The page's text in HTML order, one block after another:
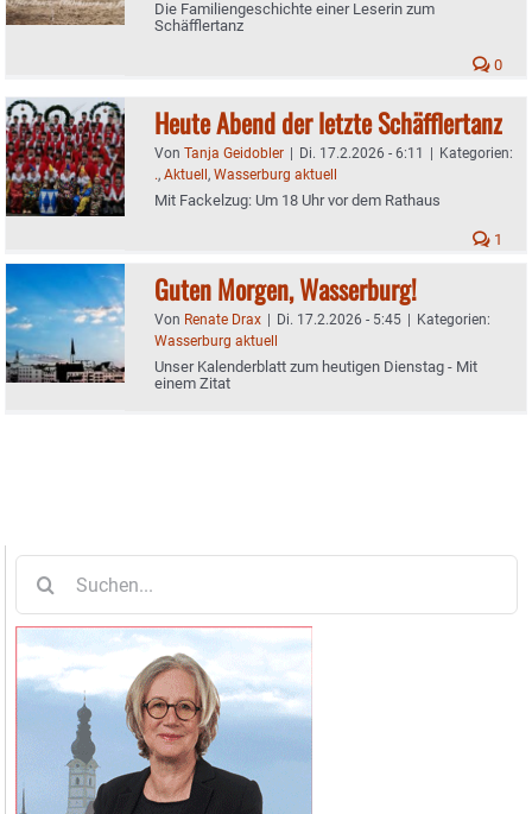
Die Familiengeschichte einer Leserin zum
Schäfflertanz
0
Heute Abend der letzte Schäfflertanz
Von Tanja Geidobler | Di. 17.2.2026 - 6:11 | Kategorien:
., Aktuell, Wasserburg aktuell
Mit Fackelzug: Um 18 Uhr vor dem Rathaus
1
Guten Morgen, Wasserburg!
Von Renate Drax | Di. 17.2.2026 - 5:45 | Kategorien:
Wasserburg aktuell
Unser Kalenderblatt zum heutigen Dienstag - Mit
einem Zitat
nach: